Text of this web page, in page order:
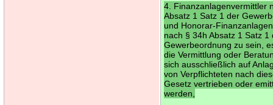
4. Finanzanlagenvermittler
Absatz 1 Satz 1 der
und Honorar-
nach § 34h Absatz 1 Satz 1
Gewerbeordnung zu sein,
die Vermittlung oder
sich ausschließlich auf
von Verpflichteten nach
Gesetz vertrieben oder
werden,